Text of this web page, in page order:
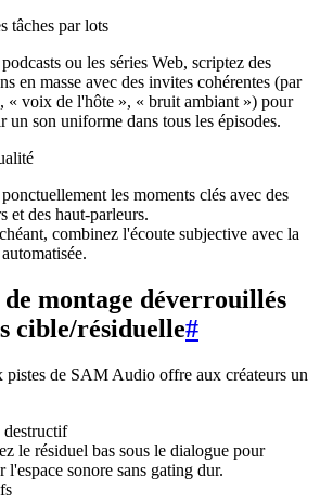
tâches par lots
ou les séries Web, scriptez des
en masse avec des invites cohérentes (par
« voix de l'hôte », « bruit ambiant ») pour
un son uniforme dans tous les épisodes.
les moments clés avec des
et des haut-parleurs.
combinez l'écoute subjective avec la
montage déverrouillés
cible/résiduelle#
pistes de SAM Audio offre aux créateurs un
destructif
le résiduel bas sous le dialogue pour
l'espace sonore sans gating dur.